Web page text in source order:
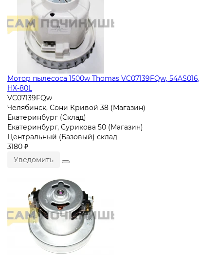
Мотор пылесоса 1500w Thomas VC07139FQw, 54AS016,
HX-80L
VC07139FQw
Челябинск, Сони Кривой 38 (Магазин)
Екатеринбург (Склад)
Екатеринбург, Сурикова 50 (Магазин)
Центральный (Базовый) склад
3180 ₽
Уведомить